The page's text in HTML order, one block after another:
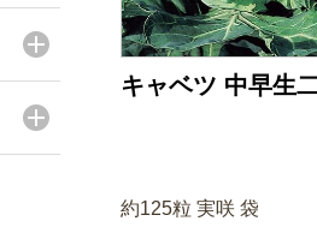
キャベツ 中早生
約125粒 実咲 袋